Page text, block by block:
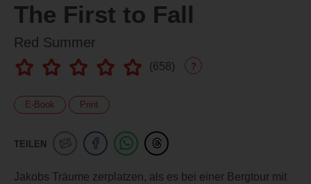
The First to Fall
Red Summer
(658) ?
E-Book Print
TEILEN
Jakobs Träume zerplatzen, als es bei einer Bergtour mit